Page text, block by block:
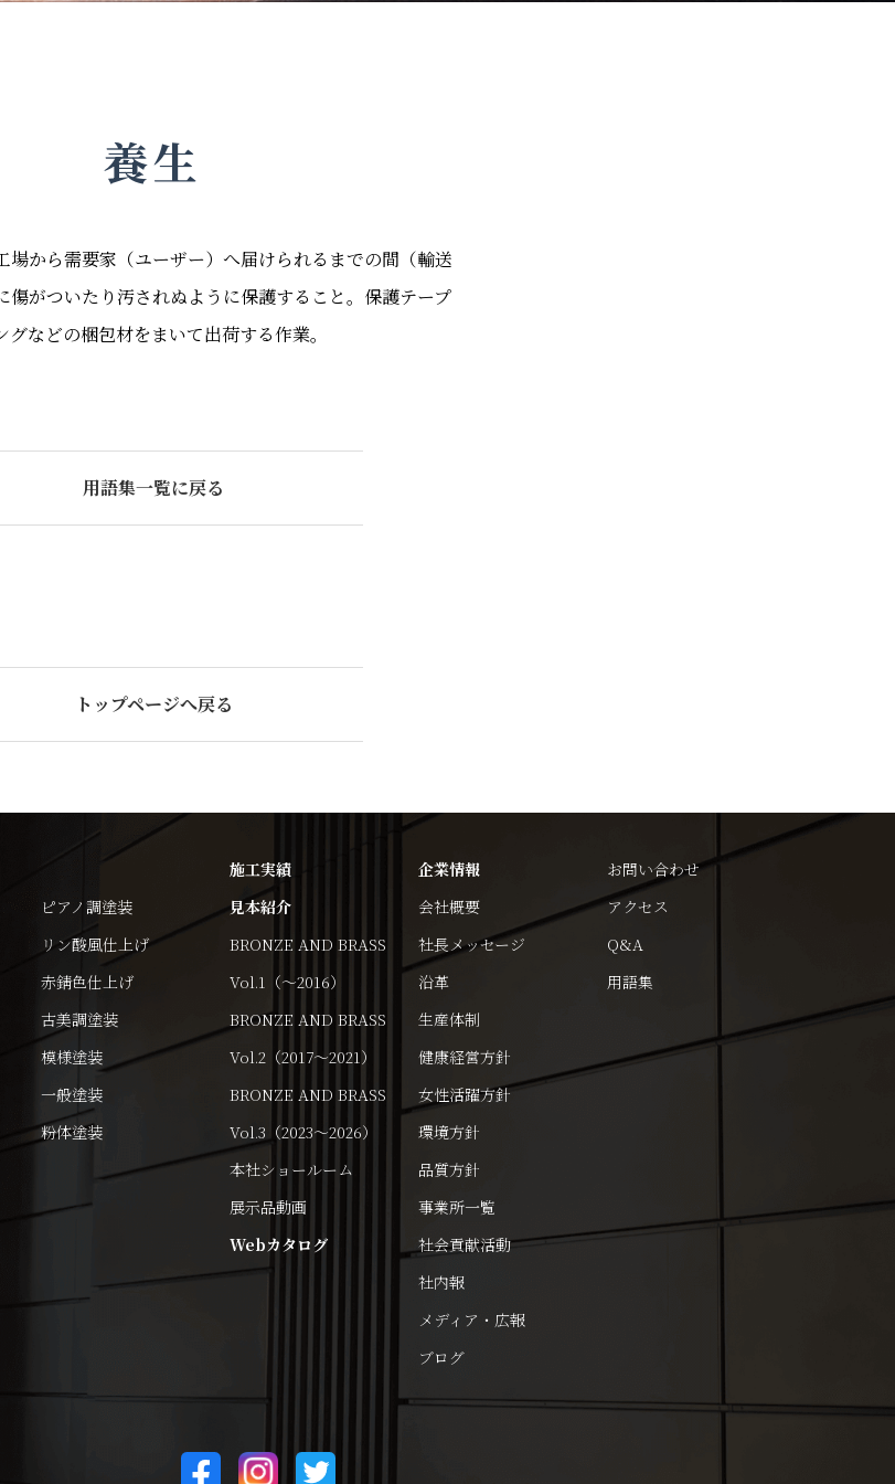
養生
場から需要家（ユーザー）へ届けられるまでの間（輸送
傷がついたり汚されぬように保護すること。保護テープ
グなどの梱包材をまいて出荷する作業。
用語集一覧に戻る
トップページへ戻る
ピアノ調塗装
リン酸風仕上げ
赤錆色仕上げ
古美調塗装
模様塗装
一般塗装
粉体塗装
施工実績
見本紹介
BRONZE AND BRASS
Vol.1（～2016）
BRONZE AND BRASS
Vol.2（2017～2021）
BRONZE AND BRASS
Vol.3（2023～2026）
本社ショールーム
展示品動画
Webカタログ
企業情報
会社概要
社長メッセージ
沿革
生産体制
健康経営方針
女性活躍方針
環境方針
品質方針
事業所一覧
社会貢献活動
社内報
メディア・広報
ブログ
お問い合わせ
アクセス
Q&A
用語集